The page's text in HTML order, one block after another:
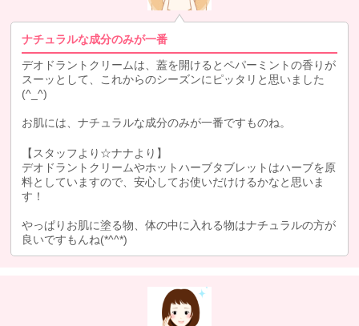
ナチュラルな成分のみが一番
デオドラントクリームは、蓋を開けるとペパーミントの香りが
スーッとして、これからのシーズンにピッタリと思いました
(^_^)
お肌には、ナチュラルな成分のみが一番ですものね。
【スタッフより☆ナナより】
デオドラントクリームやホットハーブタブレットはハーブを原
料としていますので、安心してお使いだけけるかなと思いま
す！
やっぱりお肌に塗る物、体の中に入れる物はナチュラルの方が
良いですもんね(*^^*)